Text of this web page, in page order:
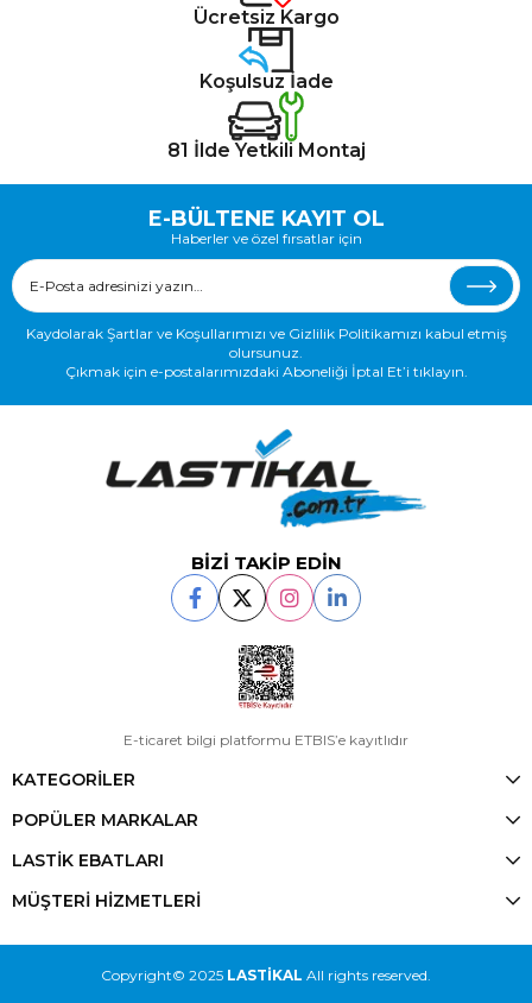
Ücretsiz Kargo
Koşulsuz İade
81 İlde Yetkili Montaj
E-BÜLTENE KAYIT OL
Haberler ve özel fırsatlar için
Kaydolarak Şartlar ve Koşullarımızı ve Gizlilik Politikamızı kabul etmiş
olursunuz.
Çıkmak için e-postalarımızdaki Aboneliği İptal Et’i tıklayın.
BİZİ TAKİP EDİN
E-ticaret bilgi platformu ETBIS’e kayıtlıdır
KATEGORİLER
POPÜLER MARKALAR
LASTİK EBATLARI
MÜŞTERİ HİZMETLERİ
Copyright© 2025 LASTİKAL All rights reserved.